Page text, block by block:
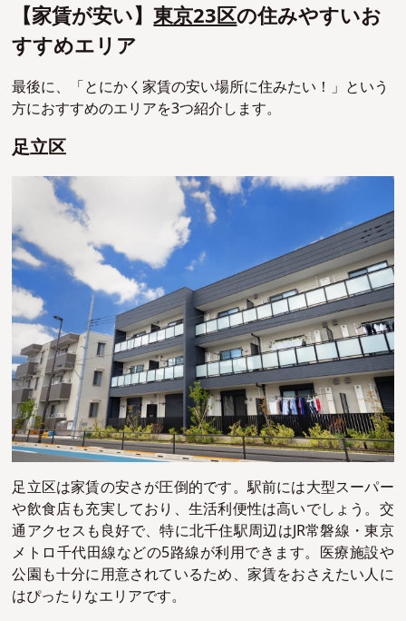
【家賃が安い】東京23区の住みやすいお
すすめエリア
最後に、「とにかく家賃の安い場所に住みたい！」という
方におすすめのエリアを3つ紹介します。
足立区
足立区は家賃の安さが圧倒的です。駅前には大型スーパー
や飲食店も充実しており、生活利便性は高いでしょう。交
通アクセスも良好で、特に北千住駅周辺はJR常磐線・東京
メトロ千代田線などの5路線が利用できます。医療施設や
公園も十分に用意されているため、家賃をおさえたい人に
はぴったりなエリアです。